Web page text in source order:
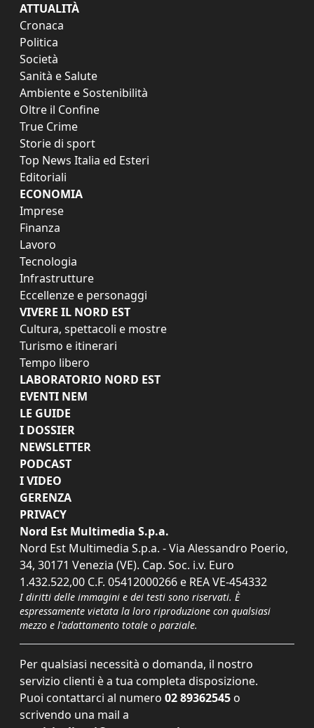
ATTUALITÀ
Cronaca
Politica
Società
Sanità e Salute
Ambiente e Sostenibilità
Oltre il Confine
True Crime
Storie di sport
Top News Italia ed Esteri
Editoriali
ECONOMIA
Imprese
Finanza
Lavoro
Tecnologia
Infrastrutture
Eccellenze e personaggi
VIVERE IL NORD EST
Cultura, spettacoli e mostre
Turismo e itinerari
Tempo libero
LABORATORIO NORD EST
EVENTI NEM
LE GUIDE
I DOSSIER
NEWSLETTER
PODCAST
I VIDEO
GERENZA
PRIVACY
Nord Est Multimedia S.p.a.
Nord Est Multimedia S.p.a. - Via Alessandro Poerio,
34, 30171 Venezia (VE). Cap. Soc. i.v. Euro
1.432.522,00 C.F. 05412000266 e REA VE-454332
I diritti delle immagini e dei testi sono riservati. È
espressamente vietata la loro riproduzione con qualsiasi
mezzo e l'adattamento totale o parziale.
Per qualsiasi necessità o domanda, il nostro
servizio clienti è a tua completa disposizione.
Puoi contattarci al numero 02 89362545 o
scrivendo una mail a